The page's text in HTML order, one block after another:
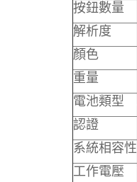
按鈕數量
解析度
顏色
重量
電池類型
認證
系統相容性
工作電壓